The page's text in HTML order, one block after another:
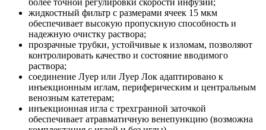
жидкостный фильтр с размерами ячеек 15 мкм
обеспечивает высокую пропускную способность и
надежную очистку раствора;
прозрачные трубки, устойчивые к изломам, позволяют
контролировать качество и состояние вводимого
раствора;
cоединение Луeр или Луер Лок адаптировано к
инъекционным иглам, периферическим и центральным
венозным катетерам;
инъекционная игла с трехгранной заточкой
обеспечивает атравматичную венепункцию (возможна